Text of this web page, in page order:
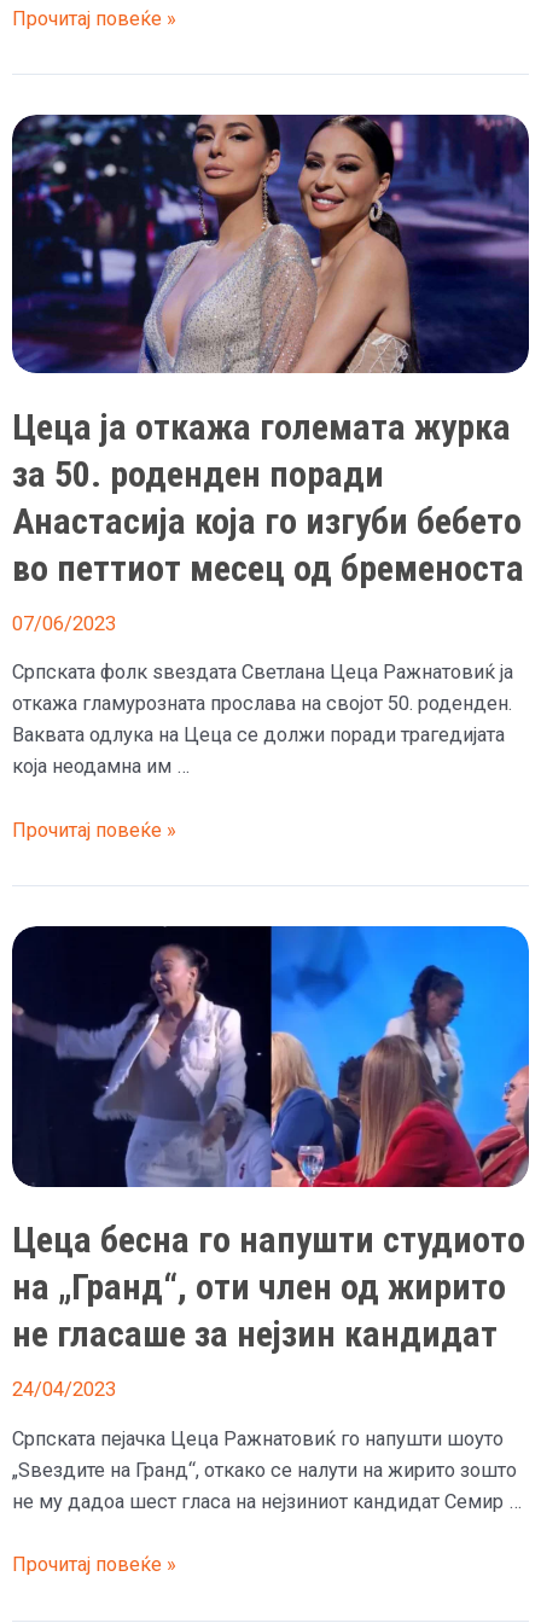
За
немам
добри
вести:
Цеца
откажа
концерт
поради
големото
невреме
што
зафати
Србија
Прочитај повеќе »
Цеца ја откажа големата журка
за 50. роденден поради
Анастасија која го изгуби бебето
во петтиот месец од бременоста
07/06/2023
Српската фолк ѕвездата Светлана Цеца Ражнатовиќ ја
откажа гламурозната прослава на својот 50. роденден.
Ваквата одлука на Цеца се должи поради трагедијата
која неодамна им …
Цеца
откажа
големата
журка
50.
роденден
Анастасија
го
бебето
петтиот
месец
бременоста
Прочитај повеќе »
Цеца бесна го напушти студиото
на „Гранд“, оти член од жирито
не гласаше за нејзин кандидат
24/04/2023
Српската пејачка Цеца Ражнатовиќ го напушти шоуто
„Ѕвездите на Гранд“, откако се налути на жирито зошто
не му дадоа шест гласа на нејзиниот кандидат Семир …
Цеца
Прочитај повеќе »